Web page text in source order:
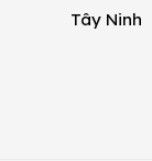
Tây Ninh